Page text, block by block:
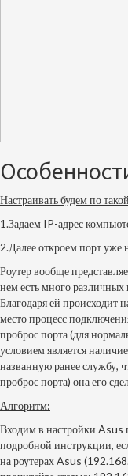
Настраивать будем по
1.Задаем IP-адрес
2.Далее откроем порт уже
Роутер вообще
нем есть много различных
Благодаря ей происходит
место процесс
проброс порта (для
условием является
названную ранее службу,
проброс порта) она его
Алгоритм:
Входим в настройки Asus
подробной инструкции,
на роутерах Asus